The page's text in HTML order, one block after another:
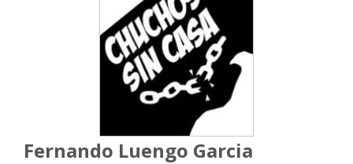
Fernando Luengo Garcia